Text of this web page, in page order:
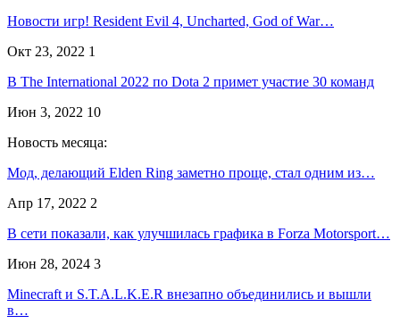
Новости игр! Resident Evil 4, Uncharted, God of War…
Окт 23, 2022 1
В The International 2022 по Dota 2 примет участие 30 команд
Июн 3, 2022 10
Новость месяца:
Мод, делающий Elden Ring заметно проще, стал одним из…
Апр 17, 2022 2
В сети показали, как улучшилась графика в Forza Motorsport…
Июн 28, 2024 3
Minecraft и S.T.A.L.K.E.R внезапно объединились и вышли
в…